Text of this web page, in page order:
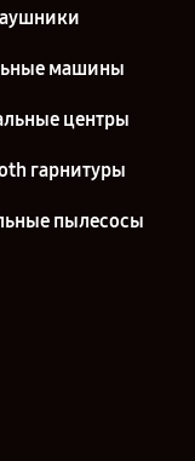
машины
центры
гарнитуры
пылесосы